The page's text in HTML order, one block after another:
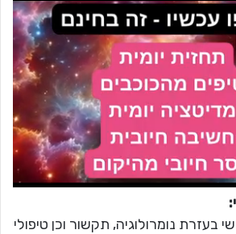
בעזרת נומרולוגיה, תקשור וכן טיפולי